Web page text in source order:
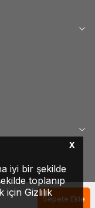
X
iyi bir şekilde
toplanıp
için Gizlilik
Sepete Ekle